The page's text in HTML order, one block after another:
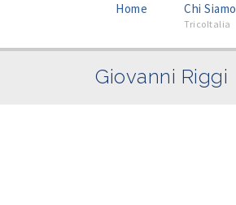
Home Chi Siamo
TricoItalia
Giovanni Riggi